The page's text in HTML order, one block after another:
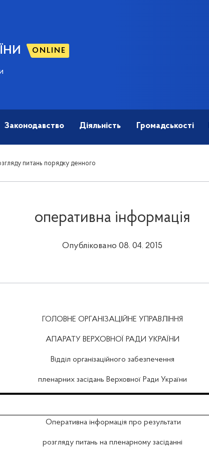
ONLINE
Законодавство Діяльність Громадськості
питань порядку денного
оперативна інформація
Опубліковано 08. 04. 2015
ГОЛОВНЕ ОРГАНІЗАЦІЙНЕ УПРАВЛІННЯ
АПАРАТУ ВЕРХОВНОЇ РАДИ УКРАЇНИ
Відділ організаційного забезпечення
пленарних засідань Верховної Ради України
Оперативна інформація про результати
розгляду питань на пленарному засіданні